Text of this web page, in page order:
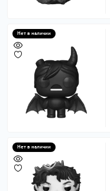
Нет в наличии
Нет в наличии